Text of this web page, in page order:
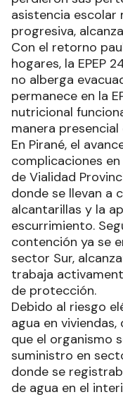
asistencia escolar
progresiva,
Con el retorno
hogares, la EPEP
no alberga
permanece en la
nutricional
manera
En Pirané, el
complicaciones
de Vialidad
donde se llevan a
alcantarillas y la
escurrimiento.
contención ya se
sector Sur,
trabaja
de protección.
Debido al riesgo
agua en
que el organismo
suministro en
donde se
de agua en el